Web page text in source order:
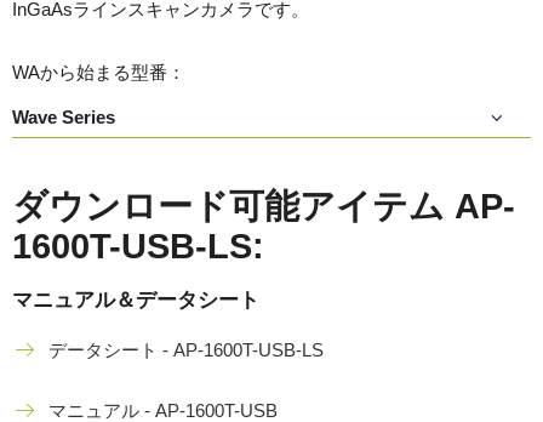
InGaAsラインスキャンカメラです。
WAから始まる型番：
Wave Series
ダウンロード可能アイテム AP-
1600T-USB-LS:
マニュアル＆データシート
データシート - AP-1600T-USB-LS
マニュアル - AP-1600T-USB